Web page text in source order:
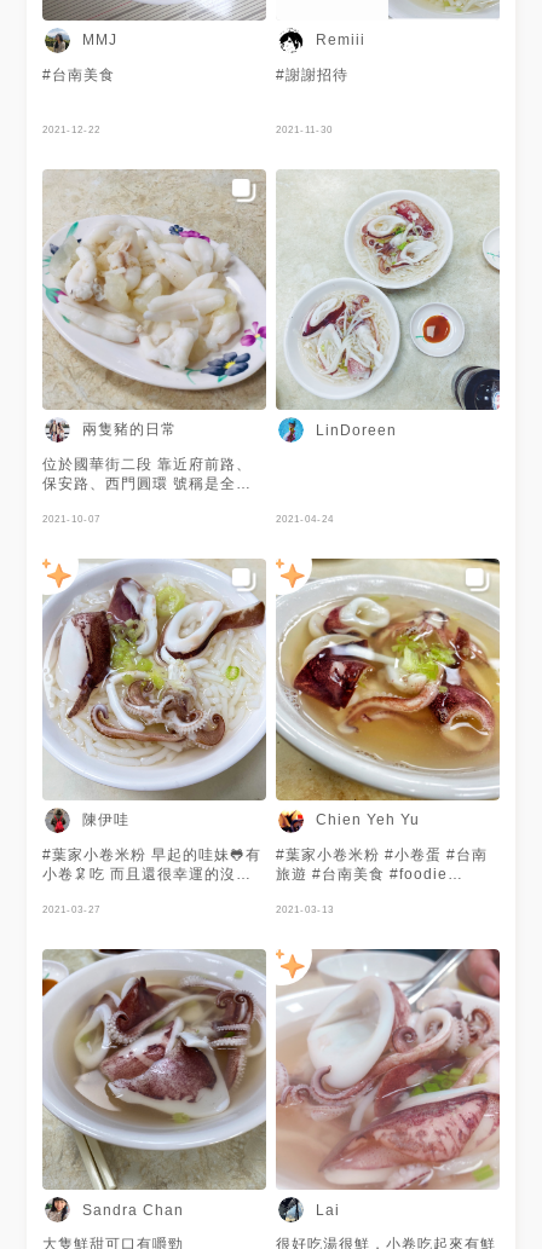
家的小捲湯 小卷每個都厚實飽
滿 口感Q彈帶有嚼勁 咀嚼時還
有鮮美甜味，非常好吃 湯頭十
分清甜 喝不會有負擔 🥢小卷米
或砂糖 是最原始自然的味道 選
米製成比較不會傷胃 帶有彈脆
的口感，吸附滿滿的小卷湯頭
搭配上胡椒、芹菜，香氣四溢
🥢小卷蛋 能夠吃到小捲蛋需要
一點運氣 帶有小卷的鮮甜香味
可以沾醬食用或是加進湯內 個
人沒有特別喜歡 整體而言 每次
到台南都要來吃葉家小卷米粉
室內座位有開放冷氣，用餐環境
還算舒適 相較於邱家小卷米
粉，我更愛葉家的口味 非常推
薦大家來到台南 一定要早起來
這裡用餐 #2021MENU聖誕禮
物換起來
MMJ
#台南美食
2021-12-22
Remiii
#謝謝招待
2021-11-30
兩隻豬的日常
位於國華街二段 靠近府前路、
保安路、西門圓環 號稱是全台
1935年由葉水龍創業 於老台南
葉天順及媳婦凃金鳳接手 可以
選擇內用或是外帶 外帶是直接
在門口排隊 老闆娘會將湯頭和
米粉分開包 而內用座位約可容
納22-26人 葉家小捲米粉的小卷
使用的是遠洋急速冷凍的中卷
冰鎮過後再下鍋川燙一下 老闆
娘會先將米粉跟高湯下鍋煮 然
後再把一碗一碗的小卷丟進去川
燙 他們家販賣 🥘小卷湯 🥘小券
米粉 🥘小卷蛋 桌上放有醬油與
甜辣醬 🥢小卷湯 超級喜歡他們
家的小捲湯 小卷每個都厚實飽
滿 口感Q彈帶有嚼勁 咀嚼時還
有鮮美甜味，非常好吃 湯頭十
分清甜 喝不會有負擔 🥢小卷米
粉 同樣厚實Q彈的小卷 湯頭依
或砂糖 是最原始自然的味道 選
米製成比較不會傷胃 帶有彈脆
的口感，吸附滿滿的小卷湯頭
搭配上胡椒、芹菜，香氣四溢
🥢小卷蛋 能夠吃到小捲蛋需要
一點運氣 帶有小卷的鮮甜香味
可以沾醬食用或是加進湯內 個
人沒有特別喜歡 整體而言 每次
到台南都要來吃葉家小卷米粉
室內座位有開放冷氣，用餐環境
還算舒適 相較於邱家小卷米
粉，我更愛葉家的口味 非常推
薦大家來到台南 一定要早起來
這裡用餐
2021-10-07
LinDoreen
2021-04-24
陳伊哇
#葉家小卷米粉 早起的哇妹🐸有
小卷🦑吃 而且還很幸運的沒有
食物 所以非常適合有選擇障礙
家先將煮熟的小卷塊放在冰塊中
來保持新鮮度，等客人點餐後再
取出小卷塊放到一旁強強滾的米
粉湯中熱一下再盛碗。小卷吃起
來鮮脆Q彈，湯頭依然是台南獨
特的味道~甜甜甜😅讓人分不清
究竟是新鮮小卷所帶來的甜味，
還是有另外加糖才調出來的味道
🤔不過味道還是非常好吃唷😋
2021-03-27
Chien Yeh Yu
#葉家小卷米粉 #小卷蛋 #台南
旅遊 #台南美食 #foodie
2021-03-13
Sandra Chan
大隻鮮甜可口有嚼勁
Lai
很好吃湯很鮮，小卷吃起來有鮮